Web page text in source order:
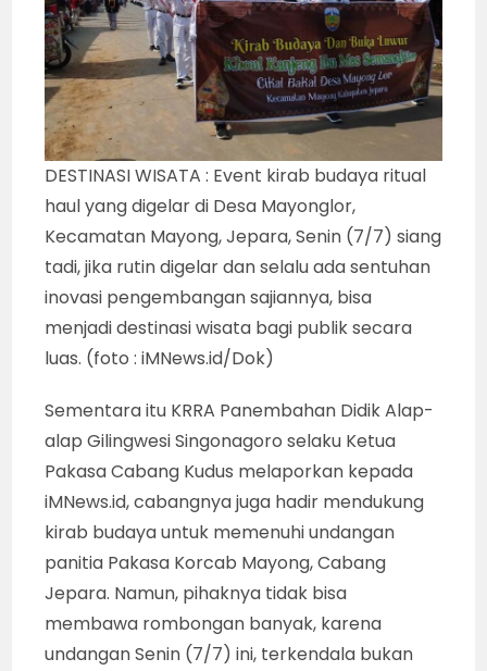
DESTINASI WISATA : Event kirab budaya ritual
haul yang digelar di Desa Mayonglor,
Kecamatan Mayong, Jepara, Senin (7/7) siang
tadi, jika rutin digelar dan selalu ada sentuhan
inovasi pengembangan sajiannya, bisa
menjadi destinasi wisata bagi publik secara
luas. (foto : iMNews.id/Dok)
Sementara itu KRRA Panembahan Didik Alap-
alap Gilingwesi Singonagoro selaku Ketua
Pakasa Cabang Kudus melaporkan kepada
iMNews.id, cabangnya juga hadir mendukung
kirab budaya untuk memenuhi undangan
panitia Pakasa Korcab Mayong, Cabang
Jepara. Namun, pihaknya tidak bisa
membawa rombongan banyak, karena
undangan Senin (7/7) ini, terkendala bukan